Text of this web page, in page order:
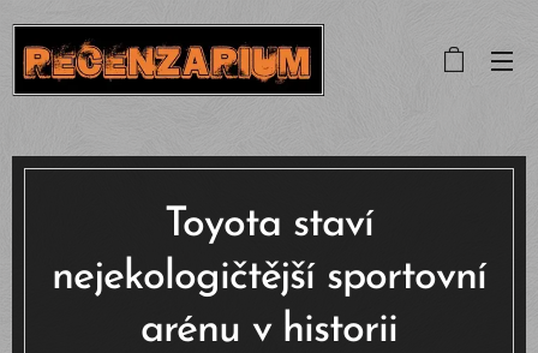
Toyota staví
nejekologičtější sportovní
arénu v historii